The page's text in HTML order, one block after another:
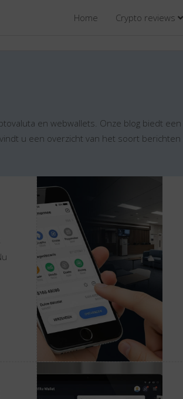
Home Crypto reviews
en webwallets. Onze blog biedt
u een overzicht van het soort berichten